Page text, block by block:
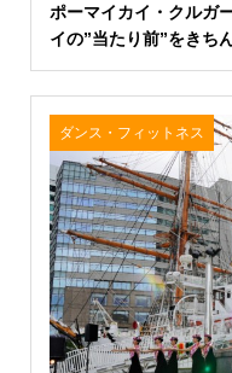
ポーマイカイ・クルガ
イの”当たり前”をきち
ダンス・フィットネス